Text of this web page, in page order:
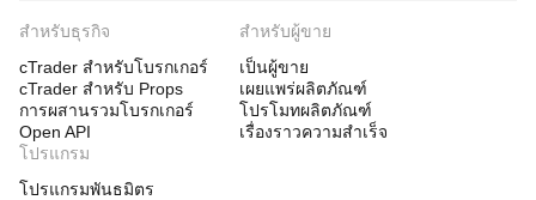
สำหรับธุรกิจ
cTrader สำหรับโบรกเกอร์
cTrader สำหรับ Props
การผสานรวมโบรกเกอร์
Open API
สำหรับผู้ขาย
เป็นผู้ขาย
เผยแพร่ผลิตภัณฑ์
โปรโมทผลิตภัณฑ์
เรื่องราวความสำเร็จ
โปรแกรม
โปรแกรมพันธมิตร